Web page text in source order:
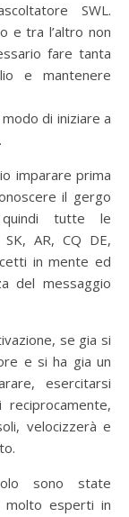
SWL.
e tra l’altro non
fare tanta
e mantenere
di iniziare a
imparare prima
il gergo
quindi tutte le
AR, CQ DE,
in mente ed
del messaggio
se gia si
e si ha gia un
esercitarsi
velocizzerà e
sono state
molto esperti in